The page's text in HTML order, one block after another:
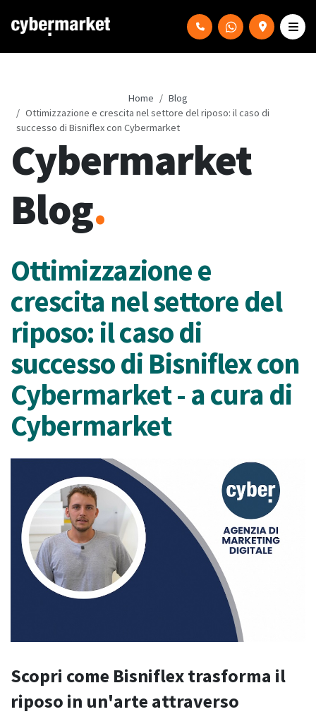
Home
Blog
Ottimizzazione e crescita nel settore del riposo: il caso di
successo di Bisniflex con Cybermarket
Cybermarket
Blog.
Ottimizzazione e
crescita nel settore del
riposo: il caso di
successo di Bisniflex con
Cybermarket - a cura di
Cybermarket
Scopri come Bisniflex trasforma il
riposo in un'arte attraverso